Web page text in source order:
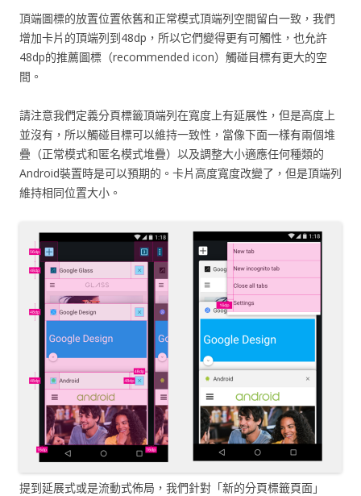
頂端圖標的放置位置依舊和正常模式頂端列空間留白一致，我們
增加卡片的頂端列到48dp，所以它們變得更有可觸性，也允許
48dp的推薦圖標（recommended icon）觸碰目標有更大的空
間。
請注意我們定義分頁標籤頂端列在寬度上有延展性，但是高度上
並沒有，所以觸碰目標可以維持一致性，當像下面一樣有兩個堆
疊（正常模式和匿名模式堆疊）以及調整大小適應任何種類的
Android裝置時是可以預期的。卡片高度寬度改變了，但是頂端列
維持相同位置大小。
提到延展式或是流動式佈局，我們針對「新的分頁標籤頁面」